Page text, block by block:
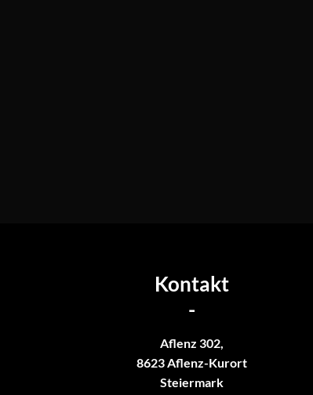
Kontakt
-
Aflenz 302,
8623 Aflenz-Kurort
Steiermark